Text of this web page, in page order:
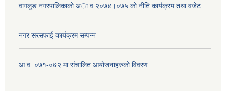
वागलुङ नगरपालिकाकाे अा‍ व २०७४।०७५ काे नीति कार्यक्रम तथा वजेट
नगर सरसफाई कार्यक्रम सम्पन्न
आ.व. ०७१-०७२ मा संचालित आयोजनाहरुको विवरण